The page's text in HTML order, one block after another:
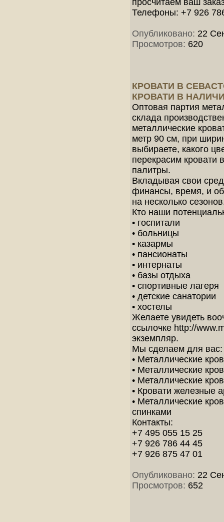
просчитаем ваш
Телефоны: +7 926
Опубликовано: 22
Просмотров: 620
КРОВАТИ В
КРОВАТИ В
Оптовая партия
склада
металлические
метр 90 см, при
выбираете, какого
перекрасим кровати
палитры.
Вкладывая свои
финансы, время, и
на несколько
Кто наши
• госпитали
• больницы
• казармы
• пансионаты
• интернаты
• базы отдыха
• спортивные лагеря
• детские санатории
• хостелы
Желаете увидеть
ссылочке http://
экземпляр.
Мы сделаем для вас:
• Металлические
• Металлические
• Металлические
• Кровати железные
• Металлические
спинками
Контакты:
+7 495 055 15 25
+7 926 786 44 45
+7 926 875 47 01
Опубликовано: 22
Просмотров: 652